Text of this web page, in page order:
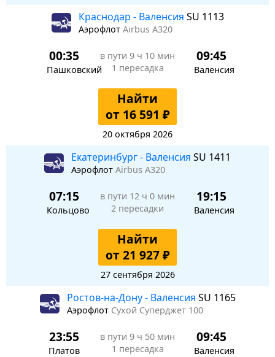
Краснодар - Валенсия SU 1113
Аэрофлот Airbus A320
00:35
Пашковский
в пути 9 ч 10 мин
1 пересадка
09:45
Валенсия
Найти
от 16 591 ₽
20 октября 2026
Екатеринбург - Валенсия SU 1411
Аэрофлот Airbus A320
07:15
Кольцово
в пути 12 ч 0 мин
2 пересадки
19:15
Валенсия
Найти
от 21 927 ₽
27 сентября 2026
Ростов-на-Дону - Валенсия SU 1165
Аэрофлот Сухой Суперджет 100
23:55
Платов
в пути 9 ч 50 мин
1 пересадка
09:45
Валенсия